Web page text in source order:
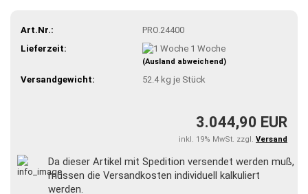
Art.Nr.:
PRO.24400
Lieferzeit:
1 Woche
(Ausland abweichend)
Versandgewicht: 52.4kg je Stück
3.044,90 EUR
inkl. 19% MwSt. zzgl. Versand
Da dieser Artikel mit Spedition versendet werden muß,
müssen die Versandkosten individuell kalkuliert
werden.